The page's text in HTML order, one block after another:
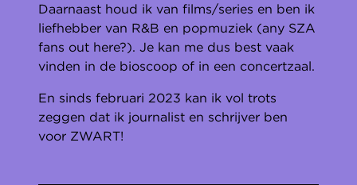
Daarnaast houd ik van films/series en ben ik
liefhebber van R&B en popmuziek (any SZA
fans out here?). Je kan me dus best vaak
vinden in de bioscoop of in een concertzaal.
En sinds februari 2023 kan ik vol trots
zeggen dat ik journalist en schrijver ben
voor ZWART!